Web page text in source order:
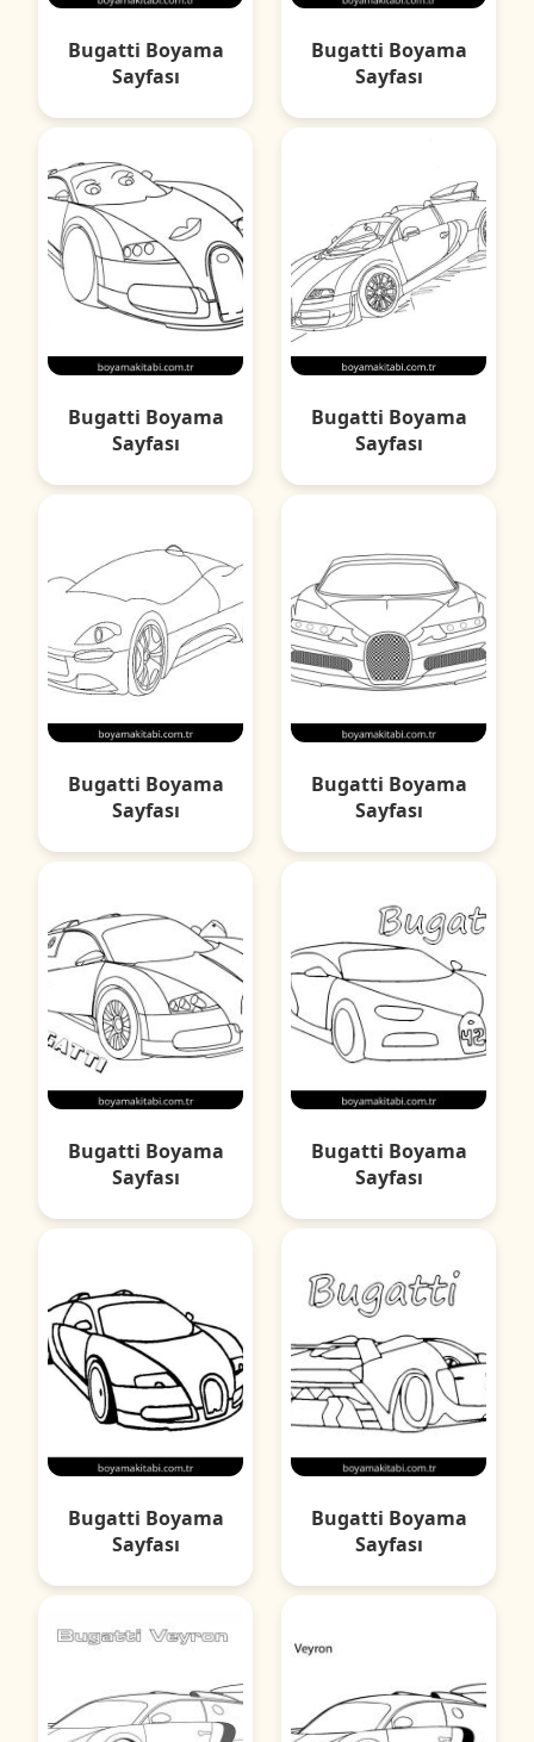
Bugatti Boyama
Sayfası
Bugatti Boyama
Sayfası
Bugatti Boyama
Sayfası
Bugatti Boyama
Sayfası
Bugatti Boyama
Sayfası
Bugatti Boyama
Sayfası
Bugatti Boyama
Sayfası
Bugatti Boyama
Sayfası
Bugatti Boyama
Sayfası
Bugatti Boyama
Sayfası